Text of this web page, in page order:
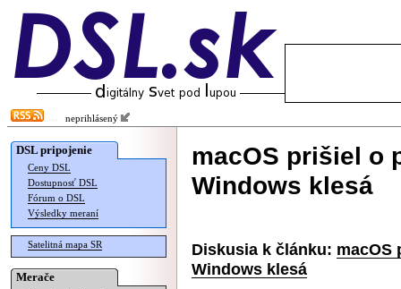
neprihlásený
DSL pripojenie
Ceny DSL
Dostupnosť DSL
Fórum o DSL
Výsledky meraní
Satelitná mapa SR
Merače
macOS prišiel o
Windows klesá
Diskusia k článku: macOS
Windows klesá